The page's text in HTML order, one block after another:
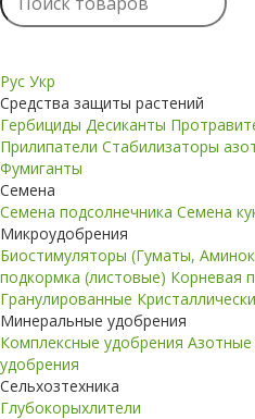
Рус Укр
Средства защиты растений
Гербициды Десиканты
Прилипатели Стабилизаторы
Фумиганты
Семена
Семена подсолнечника Семена
Микроудобрения
Биостимуляторы (Гуматы,
подкормка (листовые) Корневая
Гранулированные
Минеральные удобрения
Комплексные удобрения Азотные
удобрения
Сельхозтехника
Глубокорыхлители